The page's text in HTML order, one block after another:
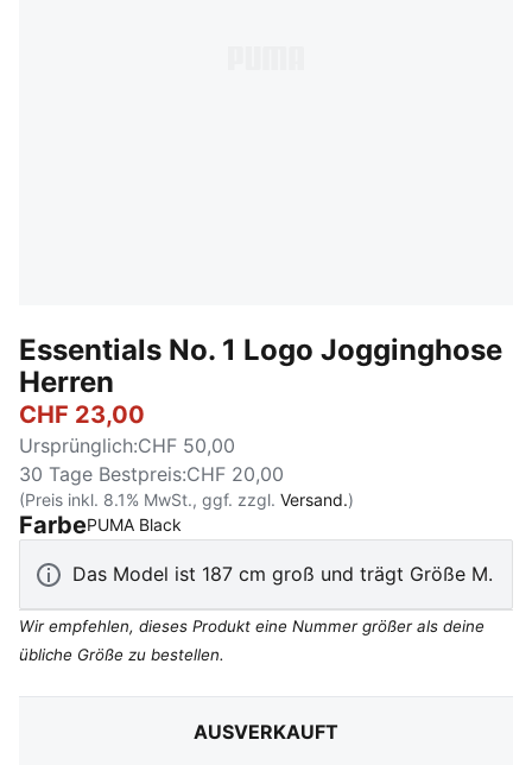
Essentials No. 1 Logo Jogginghose
Herren
CHF 23,00
Ursprünglich:CHF 50,00
30 Tage Bestpreis:CHF 20,00
(Preis inkl. 8.1% MwSt., ggf. zzgl. Versand.)
FarbePUMA Black
Das Model ist 187 cm groß und trägt Größe M.
Wir empfehlen, dieses Produkt eine Nummer größer als deine
übliche Größe zu bestellen.
AUSVERKAUFT